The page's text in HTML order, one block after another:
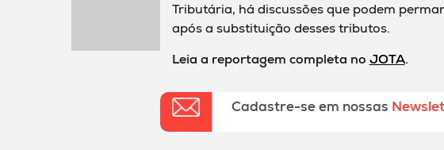
Tributária, há discussões que podem
após a substituição desses tributos.
Leia a reportagem completa no JOTA.
Cadastre-se em nossas